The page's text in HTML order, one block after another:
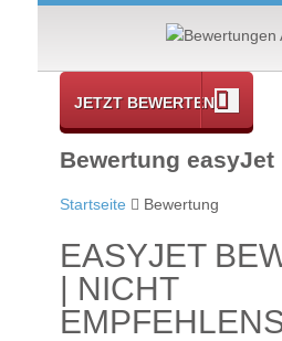
JETZT BEWERTEN
Bewertung easyJet
Startseite Bewertung
EASYJET
| NICHT